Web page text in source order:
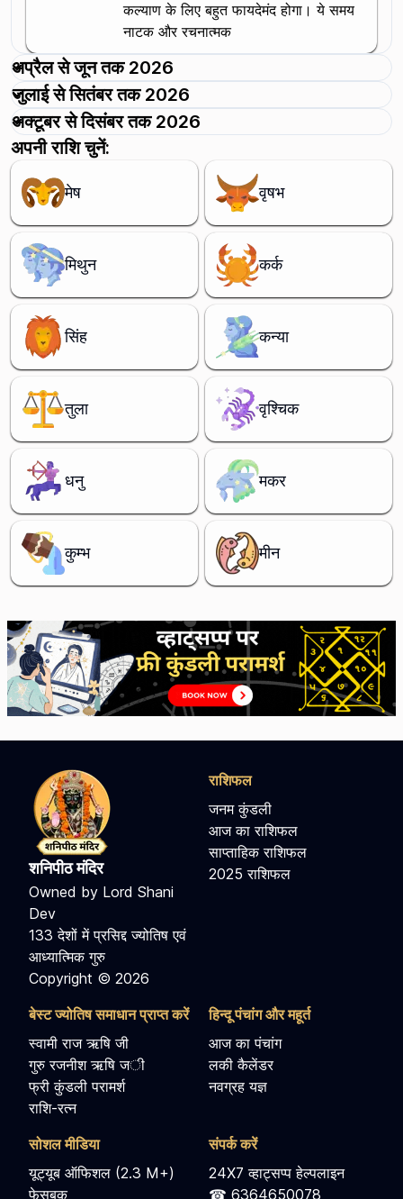
कल्याण के लिए बहुत फायदेमंद होगा। ये समय
नाटक और रचनात्मक
अप्रैल से जून तक 2026
जुलाई से सितंबर तक 2026
अक्टूबर से दिसंबर तक 2026
अपनी राशि चुनें:
मेष वृषभ
मिथुन कर्क
सिंह कन्या
तुला वृश्चिक
धनु मकर
कुम्भ मीन
शनिपीठ मंदिर
Owned by Lord Shani
Dev
133 देशों में प्रसिद्द ज्योतिष एवं
आध्यात्मिक गुरु
Copyright © 2026
राशिफल
जनम कुंडली
आज का राशिफल
साप्ताहिक राशिफल
2025 राशिफल
बेस्ट ज्योतिष समाधान प्राप्त करें
स्वामी राज ऋषि जी
गुरु रजनीश ऋषि जी
फ्री कुंडली परामर्श
राशि-रत्न
हिन्दू पंचांग और महूर्त
आज का पंचांग
लकी कैलेंडर
नवग्रह यज्ञ
सोशल मीडिया
यूट्यूब ऑफिशल (2.3 M+)
फेसबुक
संपर्क करें
24X7 व्हाट्सप्प हेल्पलाइन
☎ 6364650078